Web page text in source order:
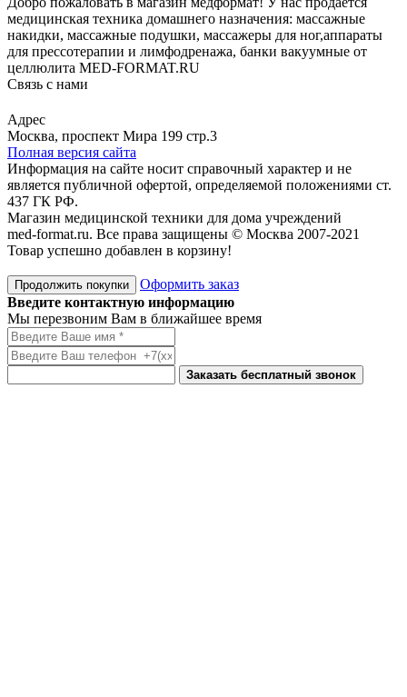
медицинская техника домашнего назначения: массажные
накидки, массажные подушки, массажеры для ног,аппараты
для прессотерапии и лимфодренажа, банки вакуумные от
целлюлита MED-FORMAT.RU
Связь с нами
Адрес
Москва, проспект Мира 199 стр.3
Полная версия сайта
Информация на сайте носит справочный характер и не
является публичной офертой, определяемой положениями ст.
437 ГК РФ.
Магазин медицинской техники для дома учреждений
med-format.ru. Все права защищены © Москва 2007-2021
Товар успешно добавлен в корзину!
Продолжить покупки
Оформить заказ
Введите контактную информацию
Мы перезвоним Вам в ближайшее время
Заказать бесплатный звонок